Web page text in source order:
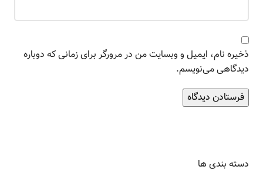
ذخیره نام، ایمیل و وبسایت من در مرورگر برای زمانی که دوباره
دیدگاهی می‌نویسم.
دسته بندی ها